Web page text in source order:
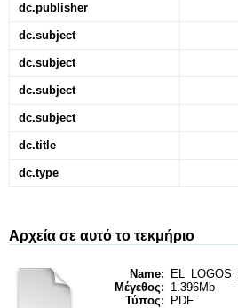
dc.publisher
dc.subject
dc.subject
dc.subject
dc.subject
dc.title
dc.type
Αρχεία σε αυτό το τεκμήριο
Name:
Μέγεθος: 1.396Mb
Τύπος:
PDF